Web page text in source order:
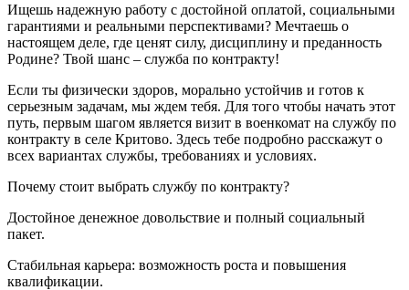
Ищешь надежную работу с достойной оплатой, социальными
гарантиями и реальными перспективами? Мечтаешь о
настоящем деле, где ценят силу, дисциплину и преданность
Родине? Твой шанс – служба по контракту!
Если ты физически здоров, морально устойчив и готов к
серьезным задачам, мы ждем тебя. Для того чтобы начать этот
путь, первым шагом является визит в военкомат на службу по
контракту в селе Критово. Здесь тебе подробно расскажут о
всех вариантах службы, требованиях и условиях.
Почему стоит выбрать службу по контракту?
Достойное денежное довольствие и полный социальный
пакет.
Стабильная карьера: возможность роста и повышения
квалификации.